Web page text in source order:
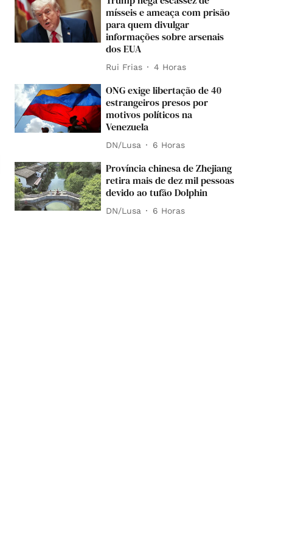
mísseis e ameaça com prisão
para quem divulgar
informações sobre arsenais
dos EUA
Rui Frias 4 Horas
ONG exige libertação de 40
estrangeiros presos por
motivos políticos na
Venezuela
DN/Lusa 6 Horas
Província chinesa de Zhejiang
retira mais de dez mil pessoas
devido ao tufão Dolphin
DN/Lusa 6 Horas